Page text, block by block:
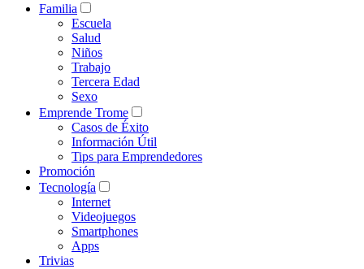
Familia
Escuela
Salud
Niños
Trabajo
Tercera Edad
Sexo
Emprende Trome
Casos de Éxito
Información Útil
Tips para Emprendedores
Promoción
Tecnología
Internet
Videojuegos
Smartphones
Apps
Trivias